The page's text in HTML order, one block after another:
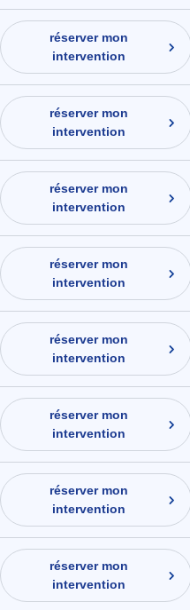
réserver mon
intervention
réserver mon
intervention
réserver mon
intervention
réserver mon
intervention
réserver mon
intervention
réserver mon
intervention
réserver mon
intervention
réserver mon
intervention